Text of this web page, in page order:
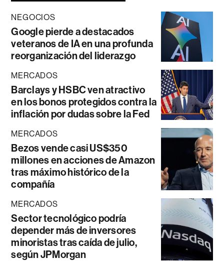
NEGOCIOS
Google pierde a destacados
veteranos de IA en una profunda
reorganización del liderazgo
MERCADOS
Barclays y HSBC ven atractivo
en los bonos protegidos contra la
inflación por dudas sobre la Fed
MERCADOS
Bezos vende casi US$350
millones en acciones de Amazon
tras máximo histórico de la
compañía
MERCADOS
Sector tecnológico podría
depender más de inversores
minoristas tras caída de julio,
según JPMorgan